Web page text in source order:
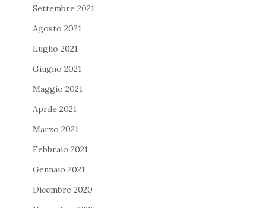
Settembre 2021
Agosto 2021
Luglio 2021
Giugno 2021
Maggio 2021
Aprile 2021
Marzo 2021
Febbraio 2021
Gennaio 2021
Dicembre 2020